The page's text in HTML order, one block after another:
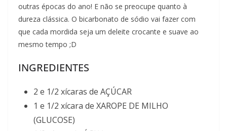
outras épocas do ano! E não se preocupe quanto à
dureza clássica. O bicarbonato de sódio vai fazer com
que cada mordida seja um deleite crocante e suave ao
mesmo tempo ;D
INGREDIENTES
2 e 1/2 xícaras de AÇÚCAR
1 e 1/2 xícara de XAROPE DE MILHO
(GLUCOSE)